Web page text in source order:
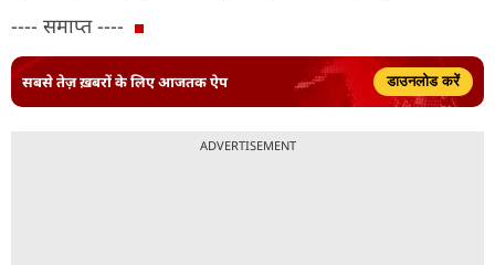
---- समाप्त ----
सबसे तेज़ ख़बरों के लिए आजतक ऐप डाउनलोड करें
ADVERTISEMENT